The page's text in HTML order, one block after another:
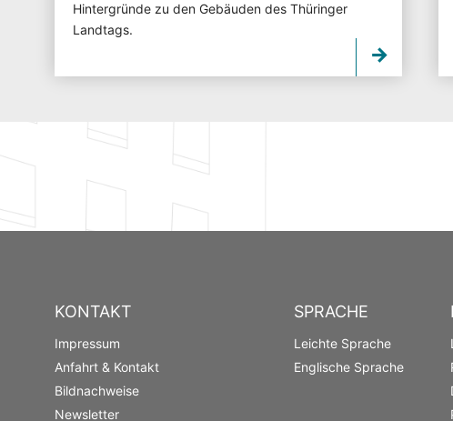
Hintergründe zu den Gebäuden des Thüringer
Landtags.
KONTAKT
Impressum
Anfahrt & Kontakt
Bildnachweise
Newsletter
SPRACHE
Leichte Sprache
Englische Sprache